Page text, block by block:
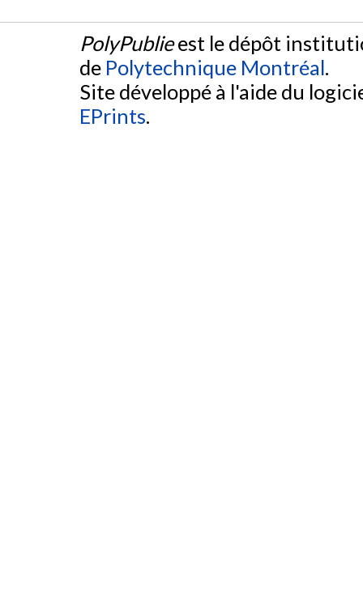
PolyPublieest le dépôt
de Polytechnique Montréal.
Site développé à l'aide du
EPrints.